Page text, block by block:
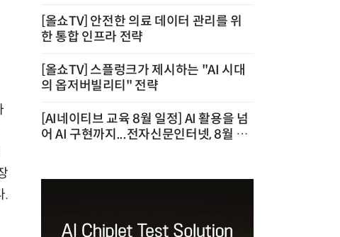
.
[올쇼TV] 안전한 의료 데이터 관리를 위
한 통합 인프라 전략
[올쇼TV] 스플렁크가 제시하는 "AI 시대
의 옵저버빌리티" 전략
[AI네이티브 교육 8월 일정] AI 활용을 넘
어 AI 구현까지...전자신문인터넷, 8월 실